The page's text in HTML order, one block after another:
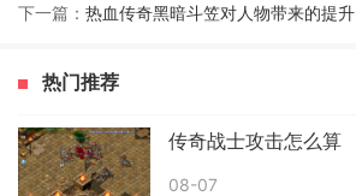
下一篇： 热血传奇黑暗斗笠对人物带来的提升
热门推荐
传奇战士攻击怎么算
08-07